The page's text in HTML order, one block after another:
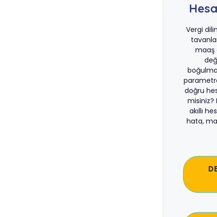
Vergi
maaş
doğru
misiniz?
akıllı
hata,